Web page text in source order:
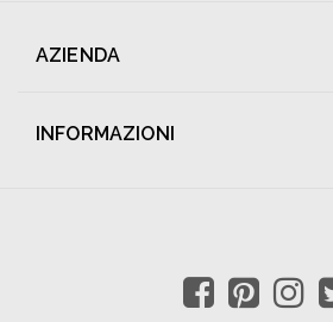
AZIENDA
INFORMAZIONI
Resi e Rimborsi